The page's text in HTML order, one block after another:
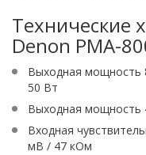
Технические
Denon PMA-
Выходная мощность
50 Вт
Выходная мощность
Входная
мВ / 47 кОм